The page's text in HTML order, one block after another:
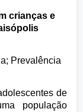
crianças e
Prevalência
de
população